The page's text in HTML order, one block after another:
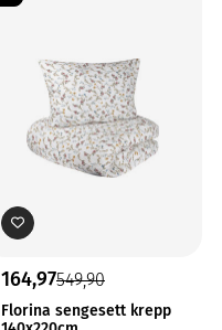
164,97549,90
Florina sengesett krepp